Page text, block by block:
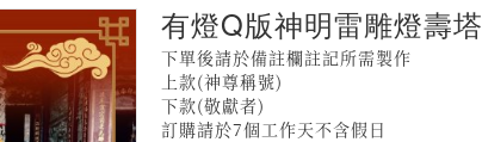
有燈Q版神明雷雕燈壽塔
下單後請於備註欄註記所需製作
上款(神尊稱號)
下款(敬獻者)
訂購請於7個工作天不含假日